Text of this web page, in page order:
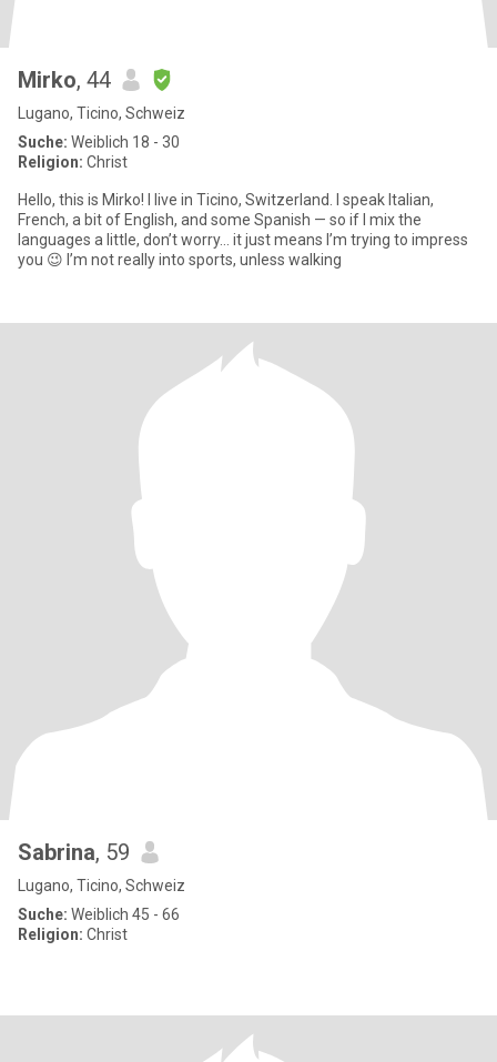
Mirko, 44
Lugano, Ticino, Schweiz
Suche: Weiblich 18 - 30
Religion: Christ
Hello, this is Mirko! I live in Ticino, Switzerland. I speak Italian,
French, a bit of English, and some Spanish — so if I mix the
languages a little, don’t worry… it just means I’m trying to impress
you 😉 I’m not really into sports, unless walking
Sabrina, 59
Lugano, Ticino, Schweiz
Suche: Weiblich 45 - 66
Religion: Christ